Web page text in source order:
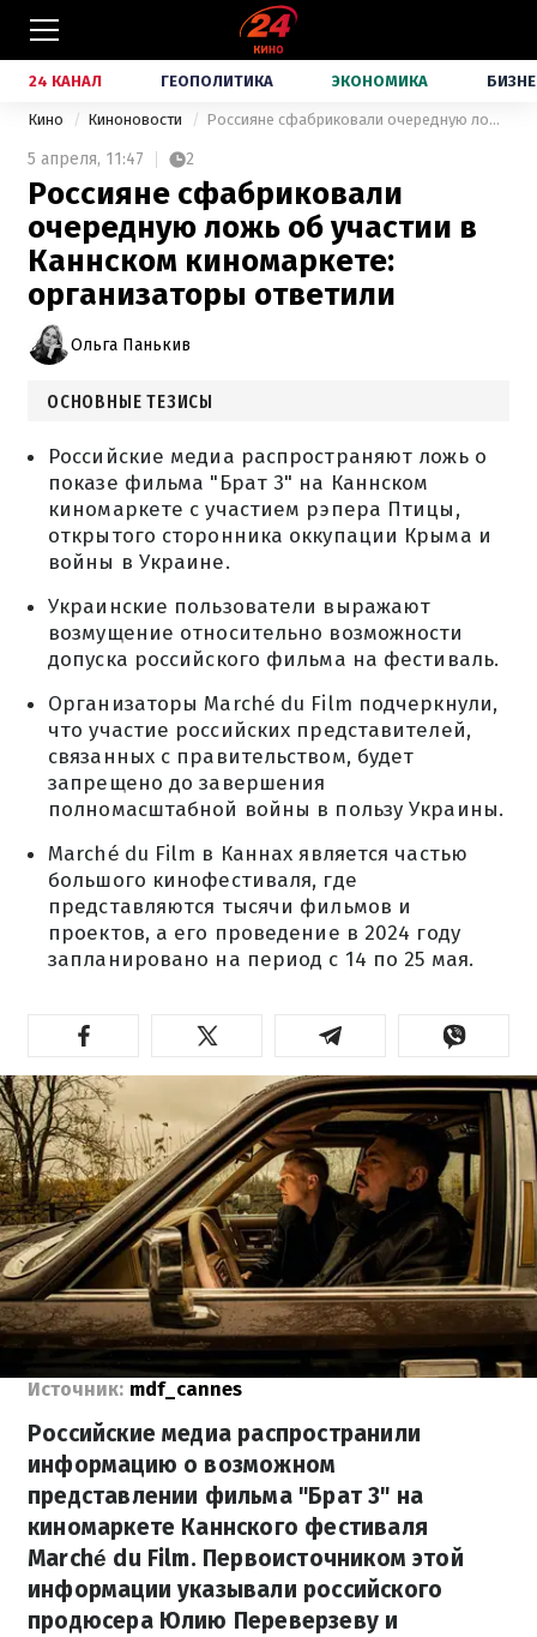
24 КАНАЛ ГЕОПОЛИТИКА ЭКОНОМИКА
Кино Киноновости Россияне сфабриковали очередную ложь об участии в Каннском киномаркете: организаторы ответили
5 апреля, 11:47 2
Россияне сфабриковали
очередную ложь об участии в
Каннском киномаркете:
организаторы ответили
Ольга Панькив
ОСНОВНЫЕ ТЕЗИСЫ
Российские медиа распространяют ложь о
показе фильма "Брат 3" на Каннском
киномаркете с участием рэпера Птицы,
открытого сторонника оккупации Крыма и
войны в Украине.
Украинские пользователи выражают
возмущение относительно возможности
допуска российского фильма на фестиваль.
Организаторы Marché du Film подчеркнули,
что участие российских представителей,
связанных с правительством, будет
запрещено до завершения
полномасштабной войны в пользу Украины.
Marché du Film в Каннах является частью
большого кинофестиваля, где
представляются тысячи фильмов и
проектов, а его проведение в 2024 году
запланировано на период с 14 по 25 мая.
Источник: mdf_cannes
Российские медиа распространили
информацию о возможном
представлении фильма "Брат 3" на
киномаркете Каннского фестиваля
Marché du Film. Первоисточником этой
информации указывали российского
продюсера Юлию Переверзеву и